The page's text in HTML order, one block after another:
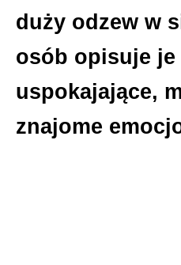
duży odzew w
osób opisuje je
uspokajające,
znajome